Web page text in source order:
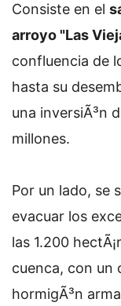
Consiste en el
arroyo "Las
confluencia de
hasta su
una inversiÃ³n
millones.
Por un lado, se
evacuar los
las 1.200
cuenca, con un
hormigÃ³n